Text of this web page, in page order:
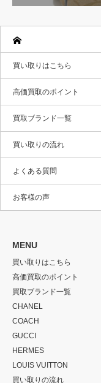
買い取りはこちら
高価買取のポイント
買取ブランド一覧
買い取りの流れ
よくある質問
お客様の声
MENU
買い取りはこちら
高価買取のポイント
買取ブランド一覧
CHANEL
COACH
GUCCI
HERMES
LOUIS VUITTON
買い取りの流れ